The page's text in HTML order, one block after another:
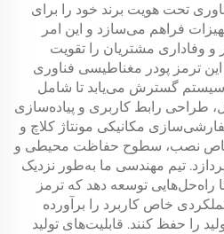
تحت هویت برند خود را برای
فراهم می‌سازد و این امر
و وفاداری مشتریان را تقویت
ترمز پودر مغناطیسی فناوری
سیستم گسترش می‌یابد تا شامل
طراحی رابط کاربری و پیاده‌سازی
مکانیکی مونتاژ کلاچ و
خاص نصب، سطوح حفاظت محیطی و
تیم مهندسی ما به‌طور نزدیک
راه‌حل‌هایی توسعه دهد که ترمز
خاص کاربرد را برآورده
را حفظ کنند. قابلیت‌های تولید